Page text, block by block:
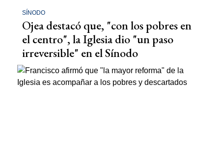
SÍNODO
Ojea destacó que, "con los pobres en
el centro", la Iglesia dio "un paso
irreversible" en el Sínodo